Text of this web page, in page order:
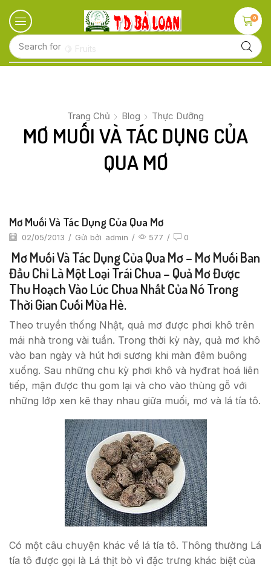
Search for 🍋 Fruits
0
Trang Chủ Blog Thực Dưỡng
MƠ MUỐI VÀ TÁC DỤNG CỦA
QUA MƠ
Mơ Muối Và Tác Dụng Của Qua Mơ
02/05/2013 / Gửi bởi admin / 577 / 0
Mơ Muối Và Tác Dụng Của Qua Mơ – Mơ Muối Ban
Đầu Chỉ Là Một Loại Trái Chua – Quả Mơ Được
Thu Hoạch Vào Lúc Chua Nhất Của Nó Trong
Thời Gian Cuối Mùa Hè.
Theo truyền thống Nhật, quả mơ được phơi khô trên
mái nhà trong vài tuần. Trong thời kỳ này, quả mơ khô
vào ban ngày và hút hơi sương khi màn đêm buông
xuống. Sau những chu kỳ phơi khô và hyđrat hoá liên
tiếp, mận được thu gom lại và cho vào thùng gỗ với
những lớp xen kẽ thay nhau giữa muối, mơ và lá tía tô.
Có một câu chuyện khác về lá tía tô. Thông thường Lá
tía tô được gọi là Lá thịt bò vì đặc trưng khác biệt của